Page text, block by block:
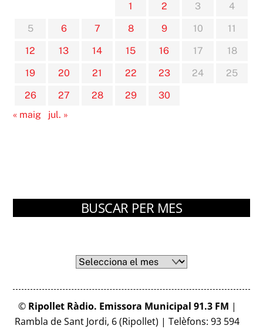
1 2 3
4
5
6 7 8 9 10
11
12
13 14 15 16 17
18
19
20 21 22 23 24
25
26
27 28 29
30
« maig
jul. »
BUSCAR PER MES
Arxius
© Ripollet Ràdio. Emissora Municipal 91.3 FM |
Rambla de Sant Jordi, 6 (Ripollet) | Telèfons: 93 594